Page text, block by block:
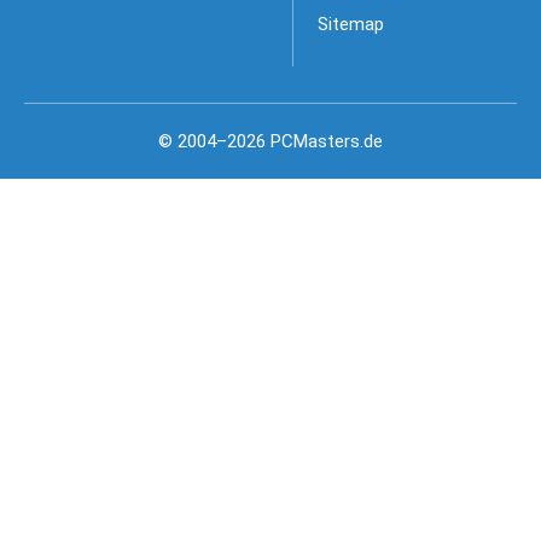
Sitemap
© 2004–2026 PCMasters.de